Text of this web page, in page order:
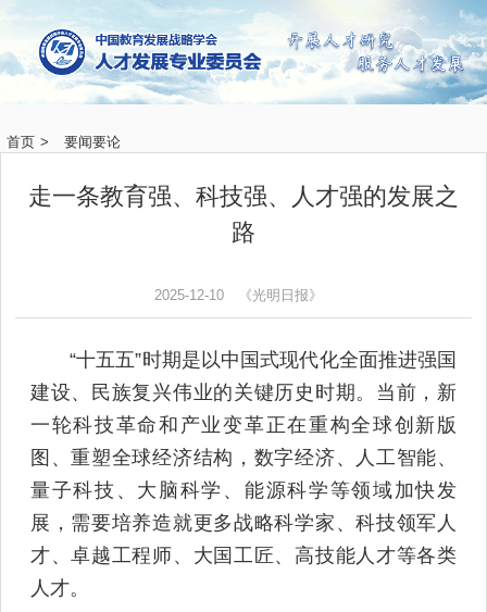
首页 > 要闻要论
走一条教育强、科技强、人才强的发展之
路
2025-12-10 《光明日报》
“十五五”时期是以中国式现代化全面推进强国
建设、民族复兴伟业的关键历史时期。当前，新
一轮科技革命和产业变革正在重构全球创新版
图、重塑全球经济结构，数字经济、人工智能、
量子科技、大脑科学、能源科学等领域加快发
展，需要培养造就更多战略科学家、科技领军人
才、卓越工程师、大国工匠、高技能人才等各类
人才。